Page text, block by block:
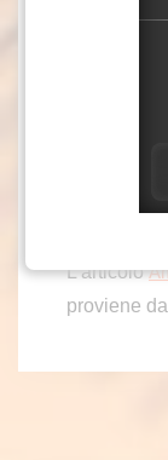
dell’intera
parco
L’articolo
proviene da